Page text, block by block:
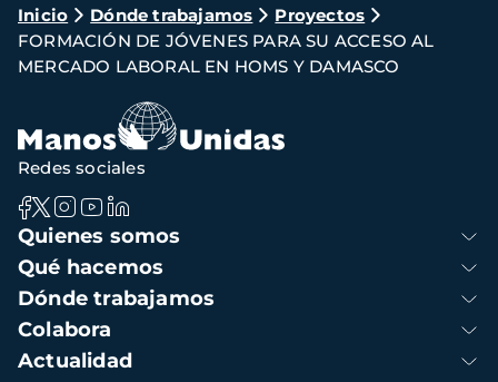
Ruta
de
navegación
Inicio Dónde trabajamos
Proyectos
FORMACIÓN DE JÓVENES PARA SU ACCESO AL
MERCADO LABORAL EN HOMS Y DAMASCO
Navegación
principal
Quienes somos
Qué hacemos
Dónde trabajamos
Colabora
Actualidad
Redes sociales